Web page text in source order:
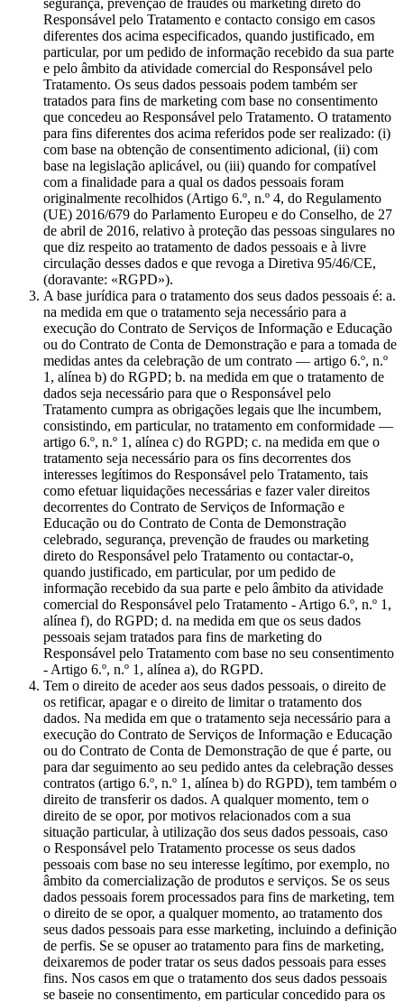
segurança, prevenção de fraudes ou marketing direto do
Responsável pelo Tratamento e contacto consigo em casos
diferentes dos acima especificados, quando justificado, em
particular, por um pedido de informação recebido da sua parte
e pelo âmbito da atividade comercial do Responsável pelo
Tratamento. Os seus dados pessoais podem também ser
tratados para fins de marketing com base no consentimento
que concedeu ao Responsável pelo Tratamento. O tratamento
para fins diferentes dos acima referidos pode ser realizado: (i)
com base na obtenção de consentimento adicional, (ii) com
base na legislação aplicável, ou (iii) quando for compatível
com a finalidade para a qual os dados pessoais foram
originalmente recolhidos (Artigo 6.º, n.º 4, do Regulamento
(UE) 2016/679 do Parlamento Europeu e do Conselho, de 27
de abril de 2016, relativo à proteção das pessoas singulares no
que diz respeito ao tratamento de dados pessoais e à livre
circulação desses dados e que revoga a Diretiva 95/46/CE,
(doravante: «RGPD»).
A base jurídica para o tratamento dos seus dados pessoais é: a.
na medida em que o tratamento seja necessário para a
execução do Contrato de Serviços de Informação e Educação
ou do Contrato de Conta de Demonstração e para a tomada de
medidas antes da celebração de um contrato — artigo 6.º, n.º
1, alínea b) do RGPD; b. na medida em que o tratamento de
dados seja necessário para que o Responsável pelo
Tratamento cumpra as obrigações legais que lhe incumbem,
consistindo, em particular, no tratamento em conformidade —
artigo 6.º, n.º 1, alínea c) do RGPD; c. na medida em que o
tratamento seja necessário para os fins decorrentes dos
interesses legítimos do Responsável pelo Tratamento, tais
como efetuar liquidações necessárias e fazer valer direitos
decorrentes do Contrato de Serviços de Informação e
Educação ou do Contrato de Conta de Demonstração
celebrado, segurança, prevenção de fraudes ou marketing
direto do Responsável pelo Tratamento ou contactar-o,
quando justificado, em particular, por um pedido de
informação recebido da sua parte e pelo âmbito da atividade
comercial do Responsável pelo Tratamento - Artigo 6.º, n.º 1,
alínea f), do RGPD; d. na medida em que os seus dados
pessoais sejam tratados para fins de marketing do
Responsável pelo Tratamento com base no seu consentimento
- Artigo 6.º, n.º 1, alínea a), do RGPD.
Tem o direito de aceder aos seus dados pessoais, o direito de
os retificar, apagar e o direito de limitar o tratamento dos
dados. Na medida em que o tratamento seja necessário para a
execução do Contrato de Serviços de Informação e Educação
ou do Contrato de Conta de Demonstração de que é parte, ou
para dar seguimento ao seu pedido antes da celebração desses
contratos (artigo 6.º, n.º 1, alínea b) do RGPD), tem também o
direito de transferir os dados. A qualquer momento, tem o
direito de se opor, por motivos relacionados com a sua
situação particular, à utilização dos seus dados pessoais, caso
o Responsável pelo Tratamento processe os seus dados
pessoais com base no seu interesse legítimo, por exemplo, no
âmbito da comercialização de produtos e serviços. Se os seus
dados pessoais forem processados para fins de marketing, tem
o direito de se opor, a qualquer momento, ao tratamento dos
seus dados pessoais para esse marketing, incluindo a definição
de perfis. Se se opuser ao tratamento para fins de marketing,
deixaremos de poder tratar os seus dados pessoais para esses
fins. Nos casos em que o tratamento dos seus dados pessoais
se baseie no consentimento, em particular concedido para os